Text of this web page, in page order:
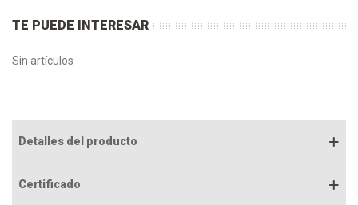
TE PUEDE INTERESAR
Sin artículos
Detalles del producto
Certificado